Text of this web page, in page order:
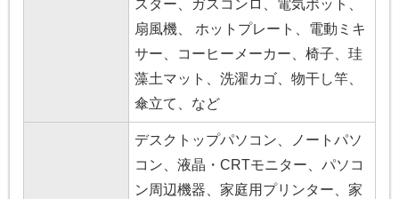
スター、ガスコンロ、電気ポット、
扇風機、 ホットプレート、電動ミキ
サー、コーヒーメーカー、椅子、珪
藻土マット、洗濯カゴ、物干し竿、
傘立て、など
デスクトップパソコン、ノートパソ
コン、液晶・CRTモニター、パソコ
ン周辺機器、家庭用プリンター、家